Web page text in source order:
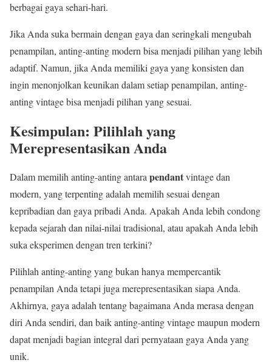
berbagai gaya sehari-hari.
Jika Anda suka bermain dengan gaya dan seringkali mengubah
penampilan, anting-anting modern bisa menjadi pilihan yang lebih
adaptif. Namun, jika Anda memiliki gaya yang konsisten dan
ingin menonjolkan keunikan dalam setiap penampilan, anting-
anting vintage bisa menjadi pilihan yang sesuai.
Kesimpulan: Pilihlah yang
Merepresentasikan Anda
Dalam memilih anting-anting antara pendantvintage dan
modern, yang terpenting adalah memilih sesuai dengan
kepribadian dan gaya pribadi Anda. Apakah Anda lebih condong
kepada sejarah dan nilai-nilai tradisional, atau apakah Anda lebih
suka eksperimen dengan tren terkini?
Pilihlah anting-anting yang bukan hanya mempercantik
penampilan Anda tetapi juga merepresentasikan siapa Anda.
Akhirnya, gaya adalah tentang bagaimana Anda merasa dengan
diri Anda sendiri, dan baik anting-anting vintage maupun modern
dapat menjadi bagian integral dari pernyataan gaya Anda yang
unik.